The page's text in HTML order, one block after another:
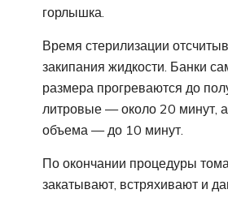
горлышка.
Время стерилизации
закипания жидкости. Банки
размера прогреваются до
литровые — около 20 минут,
объема — до 10 минут.
По окончании процедуры
закатывают, встряхивают и